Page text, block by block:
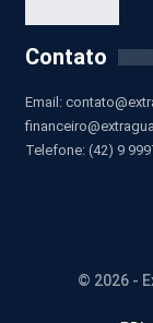
Contato
Email:
Telefone: (42) 9
© 2026 -